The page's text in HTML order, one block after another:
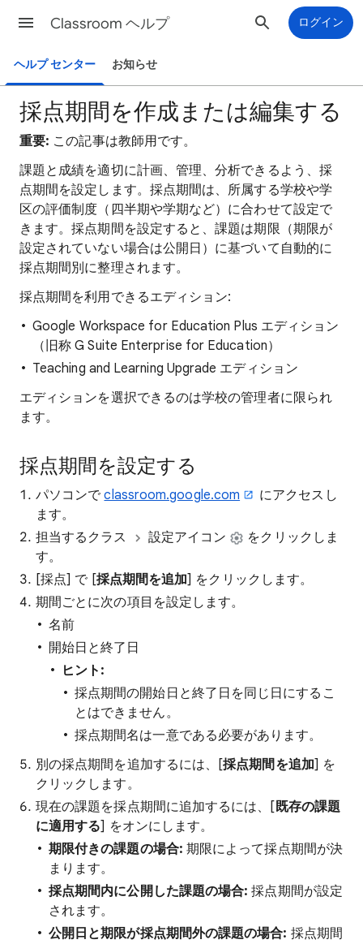
Classroom ヘルプ ログイン
ヘルプ センター お知らせ
採点期間を作成または編集する
重要: この記事は教師用です。
課題と成績を適切に計画、管理、分析できるよう、採
点期間を設定します。採点期間は、所属する学校や学
区の評価制度（四半期や学期など）に合わせて設定で
きます。採点期間を設定すると、課題は期限（期限が
設定されていない場合は公開日）に基づいて自動的に
採点期間別に整理されます。
採点期間を利用できるエディション:
Google Workspace for Education Plus エディション
（旧称 G Suite Enterprise for Education）
Teaching and Learning Upgrade エディション
エディションを選択できるのは学校の管理者に限られ
ます。
採点期間を設定する
パソコンでclassroom.google.com
にアクセスし
ます。
担当するクラス
設定アイコン
をクリックしま
す。
[採点] で [採点期間を追加] をクリックします。
期間ごとに次の項目を設定します。
名前
開始日と終了日
ヒント:
採点期間の開始日と終了日を同じ日にするこ
とはできません。
採点期間名は一意である必要があります。
別の採点期間を追加するには、[採点期間を追加] を
クリックします。
現在の課題を採点期間に追加するには、[既存の課題
に適用する] をオンにします。
期限付きの課題の場合: 期限によって採点期間が決
まります。
採点期間内に公開した課題の場合: 採点期間が設定
されます。
公開日と期限が採点期間外の課題の場合: 採点期間